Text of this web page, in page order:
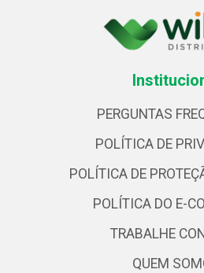
PERGUNTAS
POLÍTICA DE
POLÍTICA DE
POLÍTICA DO E-
TRABALHE
QUEM